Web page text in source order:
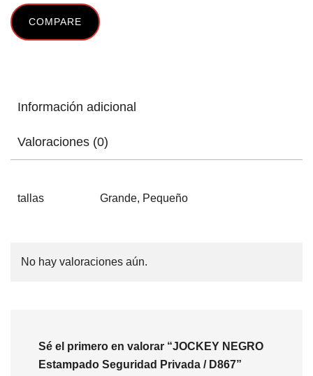
COMPARE
Información adicional
Valoraciones (0)
tallas Grande, Pequeño
No hay valoraciones aún.
Sé el primero en valorar “JOCKEY NEGRO
Estampado Seguridad Privada / D867”